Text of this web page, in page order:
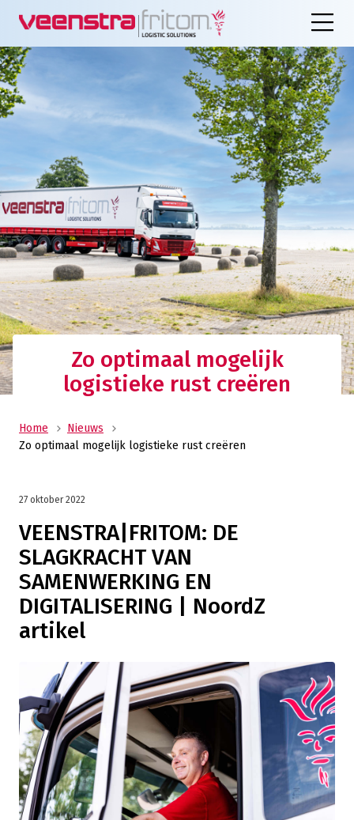
Zo optimaal mogelijk
logistieke rust creëren
Home
Nieuws
Zo optimaal mogelijk logistieke rust creëren
VEENSTRA|FRITOM: DE
SLAGKRACHT VAN
SAMENWERKING EN
DIGITALISERING | NoordZ
artikel
27 oktober 2022